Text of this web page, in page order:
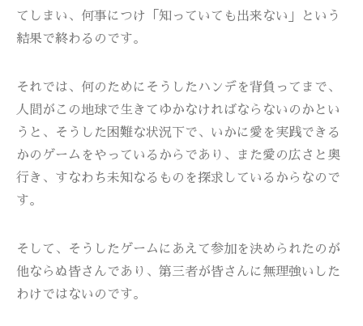
てしまい、何事につけ「知っていても出来ない」という
結果で終わるのです。
それでは、何のためにそうしたハンデを背負ってまで、
人間がこの地球で生きてゆかなければならないのかとい
うと、そうした困難な状況下で、いかに愛を実践できる
かのゲームをやっているからであり、また愛の広さと奥
行き、すなわち未知なるものを探求しているからなので
す。
そして、そうしたゲームにあえて参加を決められたのが
他ならぬ皆さんであり、第三者が皆さんに無理強いした
わけではないのです。